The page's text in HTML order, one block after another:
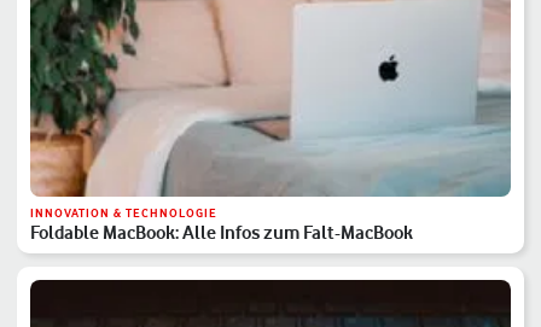
INNOVATION & TECHNOLOGIE
Foldable MacBook: Alle Infos zum Falt-MacBook